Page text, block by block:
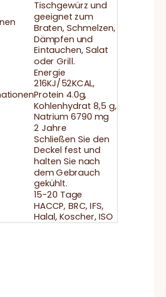
Tischgewürz und
geeignet zum
Braten, Schmelzen,
Dämpfen und
Eintauchen, Salat
oder Grill.
Energie
216KJ/52KCAL,
Protein 4.0g,
Kohlenhydrat 8,5 g,
Natrium 6790 mg
2 Jahre
Schließen Sie den
Deckel fest und
halten Sie nach
dem Gebrauch
gekühlt.
15-20 Tage
HACCP, BRC, IFS,
Halal, Koscher, ISO